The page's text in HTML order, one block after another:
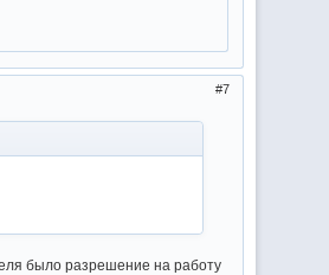
7
было разрешение на работу